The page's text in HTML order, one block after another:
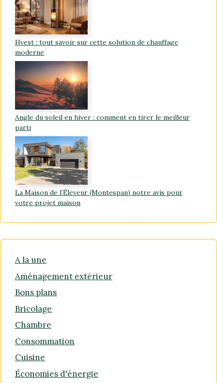
Hvest : tout savoir sur cette solution de chauffage
moderne
Angle du soleil en hiver : comment en tirer le meilleur
parti
La Maison de l’Éleveur (Montespan) notre avis pour
votre projet maison
A la une
Aménagement extérieur
Bons plans
Bricolage
Chambre
Consommation
Cuisine
Économies d'énergie